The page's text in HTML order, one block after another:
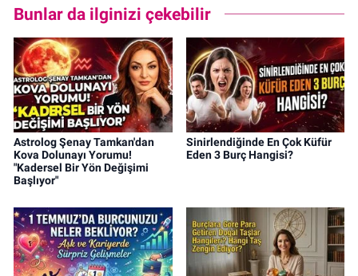
Bunlar da ilginizi çekebilir
Astrolog Şenay Tamkan'dan
Kova Dolunayı Yorumu!
"Kadersel Bir Yön Değişimi
Başlıyor"
Sinirlendiğinde En Çok Küfür
Eden 3 Burç Hangisi?